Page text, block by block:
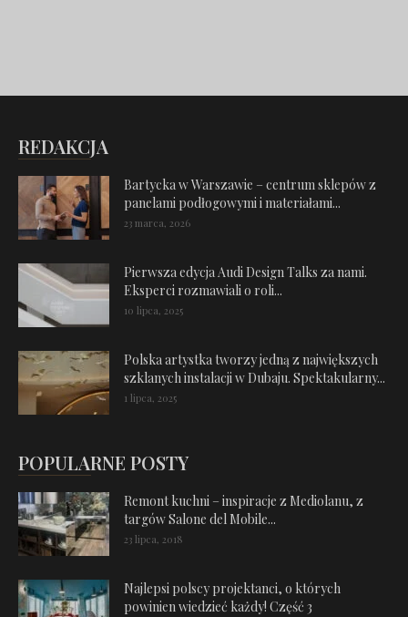
REDAKCJA
Bartycka w Warszawie – centrum sklepów z
panelami podłogowymi i materiałami...
23 marca, 2026
Pierwsza edycja Audi Design Talks za nami.
Eksperci rozmawiali o roli...
10 lipca, 2025
Polska artystka tworzy jedną z największych
szklanych instalacji w Dubaju. Spektakularny...
1 lipca, 2025
POPULARNE POSTY
Remont kuchni – inspiracje z Mediolanu, z
targów Salone del Mobile...
23 lipca, 2018
Najlepsi polscy projektanci, o których
powinien wiedzieć każdy! Część 3